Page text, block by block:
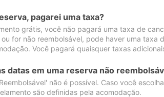
pagarei uma taxa?
grátis, você não pagará uma taxa de
for não reembolsável, pode haver uma taxa
Você pagará quaisquer taxas
datas em uma reserva não
não é possível. Caso você
são definidas pela acomodação.